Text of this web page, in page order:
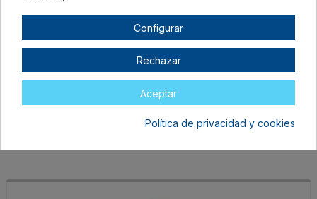
Oro
Configurar
Rechazar
Aceptar
Política de privacidad y cookies